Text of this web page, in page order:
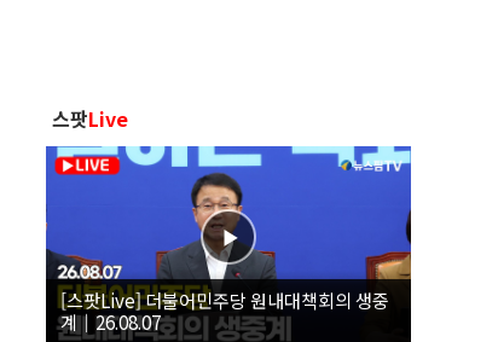
스팟Live
[스팟Live] 더불어민주당 원내대책회의 생중
계｜26.08.07